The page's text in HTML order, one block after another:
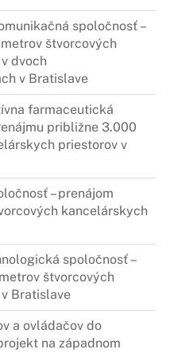
spoločnosť –
štvorcových
dvoch
v Bratislave
farmaceutická
približne 3.000
priestorov v
– prenájom
kancelárskych
spoločnosť –
štvorcových
Bratislave
a ovládačov do
na západnom